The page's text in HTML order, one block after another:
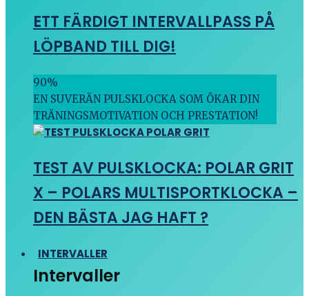
ETT FÄRDIGT INTERVALLPASS PÅ
LÖPBAND TILL DIG!
90%
EN SUVERÄN PULSKLOCKA SOM ÖKAR DIN
TRÄNINGSMOTIVATION OCH PRESTATION!
TEST AV PULSKLOCKA: POLAR GRIT
X – POLARS MULTISPORTKLOCKA –
DEN BÄSTA JAG HAFT ?
INTERVALLER
Intervaller